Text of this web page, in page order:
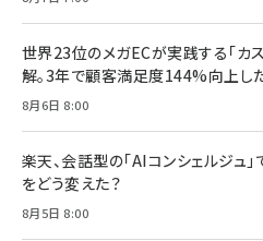
￥2,200
￥1,980
Amazonランキ
世界23位のメガECが実践する「カ
解。3年で顧客満足度144%向上し
8月6日 8:00
楽天、会話型の「AIコンシェルジュ
をどう変えた？
8月5日 8:00